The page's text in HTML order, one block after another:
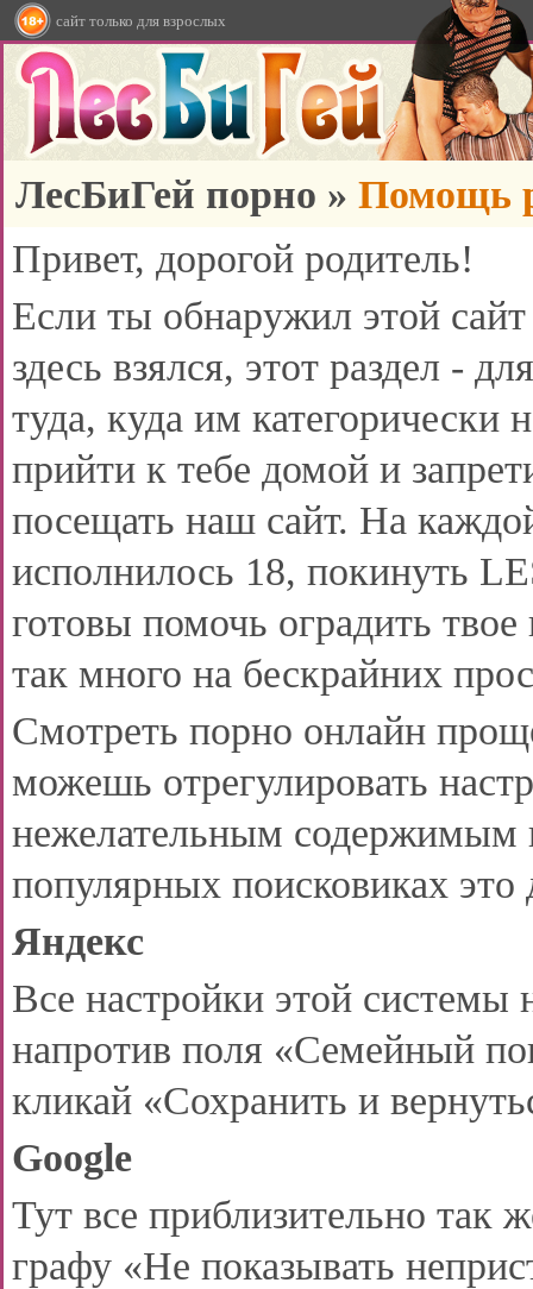
сайт только для взрослых
ЛесБиГей порно » Помощь
Привет, дорогой родитель!
Если ты обнаружил этой
здесь взялся, этот раздел -
туда, куда им
прийти к тебе домой и
посещать наш сайт. На
исполнилось 18, покинуть
готовы помочь оградить твое
так много на бескрайних
Смотреть порно онлайн
можешь отрегулировать
нежелательным содержимым
популярных поисковиках
Яндекс
Все настройки этой системы
напротив поля «Семейный
кликай «Сохранить и
Google
Тут все приблизительно так
графу «Не показывать